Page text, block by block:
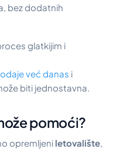
bez dodatnih
glatkijim i
već danas i
biti jednostavna.
pomoći?
opremljeni letovalište